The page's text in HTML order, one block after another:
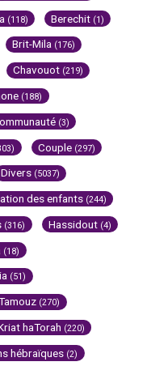
(118) Berechit (1)
Brit-Mila (176)
Chavouot (219)
(188)
(3)
Couple (297)
Divers (5037)
des enfants (244)
(316) Hassidout (4)
(18)
(51)
(270)
haTorah (220)
hébraïques (2)